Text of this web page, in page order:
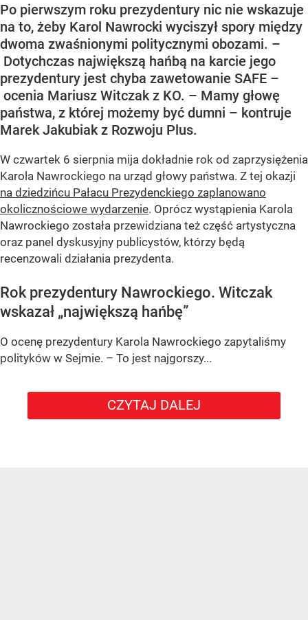
Po pierwszym roku prezydentury nic nie wskazuje
na to, żeby Karol Nawrocki wyciszył spory między
dwoma zwaśnionymi politycznymi obozami. –
Dotychczas największą hańbą na karcie jego
prezydentury jest chyba zawetowanie SAFE –
ocenia Mariusz Witczak z KO. – Mamy głowę
państwa, z której możemy być dumni – kontruje
Marek Jakubiak z Rozwoju Plus.
W czwartek 6 sierpnia mija dokładnie rok od zaprzysiężenia
Karola Nawrockiego na urząd głowy państwa. Z tej okazji
na dziedzińcu Pałacu Prezydenckiego zaplanowano
okolicznościowe wydarzenie. Oprócz wystąpienia Karola
Nawrockiego została przewidziana też część artystyczna
oraz panel dyskusyjny publicystów, którzy będą
recenzowali działania prezydenta.
Rok prezydentury Nawrockiego. Witczak
wskazał „największą hańbę”
O ocenę prezydentury Karola Nawrockiego zapytaliśmy
polityków w Sejmie. – To jest najgorszy...
CZYTAJ DALEJ